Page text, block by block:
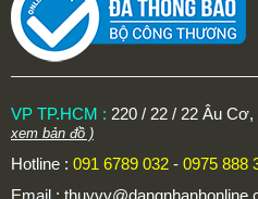
VP TP.HCM : 220 / 22 / 22 Âu
xem bản đồ )
Hotline : 091 6789 032 - 0975 888